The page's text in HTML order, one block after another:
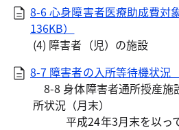
8-6 心身障害者医療助成費対
136KB）
(4) 障害者（児）の施設
8-7 障害者の入所等待機状況
8-8 身体障害者通所授産施
所状況（月末）
平成24年3月末を以って